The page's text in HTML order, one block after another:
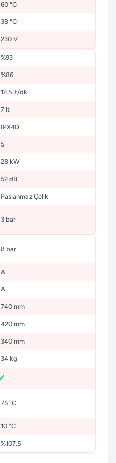
60 °C
38 °C
230 V
%93
%86
12.5 lt/dk
7 lt
IPX4D
5
28 kW
52 dB
Paslanmaz Çelik
3 bar
8 bar
A
A
740 mm
420 mm
340 mm
34 kg
75 °C
10 °C
%107.5